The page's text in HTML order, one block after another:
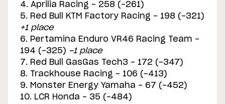
4. Aprilia Racing - 258 (-261)
5. Red Bull KTM Factory Racing - 198 (-321)
+1 place
6. Pertamina Enduro VR46 Racing Team -
194 (-325) -1 place
7. Red Bull GasGas Tech3 - 172 (-347)
8. Trackhouse Racing - 106 (-413)
9. Monster Energy Yamaha - 67 (-452)
10. LCR Honda - 35 (-484)